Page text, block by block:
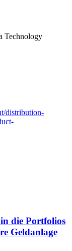
Technology
distribution-
die Portfolios
Geldanlage